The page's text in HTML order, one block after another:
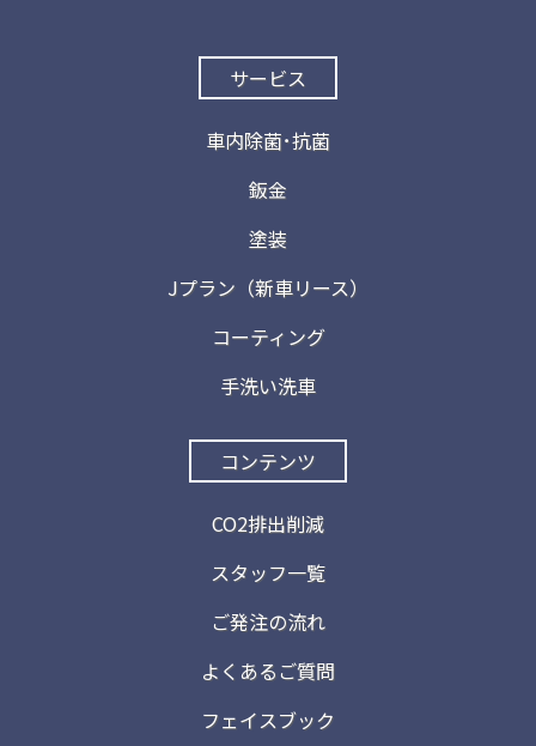
サービス
車内除菌･抗菌
鈑金
塗装
Jプラン（新車リース）
コーティング
手洗い洗車
コンテンツ
CO2排出削減
スタッフ一覧
ご発注の流れ
よくあるご質問
フェイスブック